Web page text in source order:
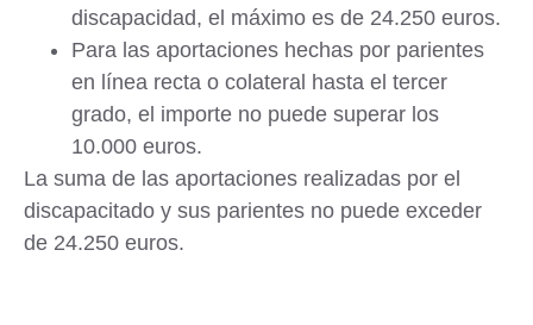
discapacidad, el máximo es de 24.250 euros.
Para las aportaciones hechas por parientes
en línea recta o colateral hasta el tercer
grado, el importe no puede superar los
10.000 euros.
La suma de las aportaciones realizadas por el
discapacitado y sus parientes no puede exceder
de 24.250 euros.